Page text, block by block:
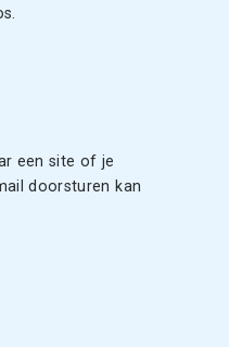
een site of je
doorsturen kan